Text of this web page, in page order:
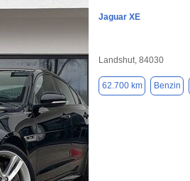
Jaguar XE
Landshut, 84030
62.700 km Benzin